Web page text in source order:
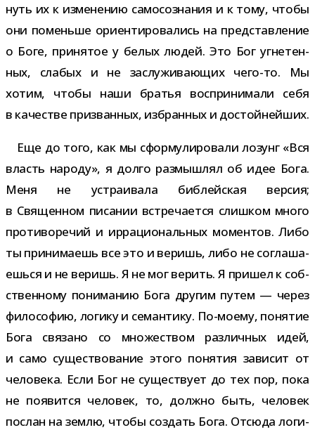
нуть их к изме­не­нию само­со­зна­ния и к тому, чтобы
они поменьше ори­ен­ти­ро­ва­лись на пред­став­ле­ние
о Боге, при­ня­тое у белых людей. Это Бог угне­тен­
ных, сла­бых и не заслу­жи­ва­ю­щих чего-​то. Мы
хотим, чтобы наши бра­тья вос­при­ни­мали себя
в каче­стве при­зван­ных, избран­ных и достойнейших.
Еще до того, как мы сфор­му­ли­ро­вали лозунг «Вся
власть народу», я долго раз­мыш­лял об идее Бога.
Меня не устра­и­вала биб­лей­ская вер­сия;
в Священном писа­нии встре­ча­ется слиш­ком много
про­ти­во­ре­чий и ирра­ци­о­наль­ных момен­тов. Либо
ты при­ни­ма­ешь все это и веришь, либо не согла­ша­
ешься и не веришь. Я не мог верить. Я при­шел к соб­
ствен­ному пони­ма­нию Бога дру­гим путем — через
фило­со­фию, логику и семан­тику. По-​моему, поня­тие
Бога свя­зано со мно­же­ством раз­лич­ных идей,
и само суще­ство­ва­ние этого поня­тия зави­сит от
чело­века. Если Бог не суще­ствует до тех пор, пока
не появится чело­век, то, должно быть, чело­век
послан на землю, чтобы создать Бога. Отсюда логи­